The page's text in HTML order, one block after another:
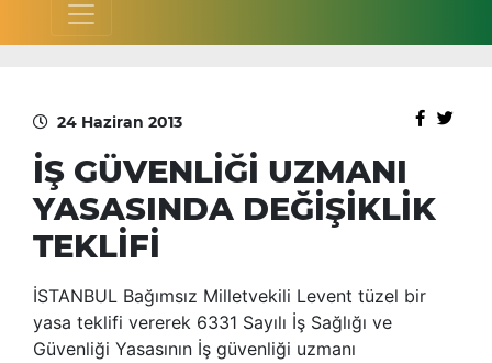
24 Haziran 2013
İŞ GÜVENLİĞİ UZMANI
YASASINDA DEĞİŞİKLİK
TEKLİFİ
İSTANBUL Bağımsız Milletvekili Levent tüzel bir
yasa teklifi vererek 6331 Sayılı İş Sağlığı ve
Güvenliği Yasasının İş güvenliği uzmanı